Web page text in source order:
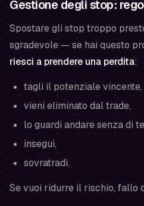
Gestione degli stop:
Spostare gli stop troppo
sgradevole — se hai questo
riesci a prendere una perdita:
tagli il potenziale vincente,
vieni eliminato dal trade,
lo guardi andare senza di
insegui,
sovratradi.
Se vuoi ridurre il rischio, fallo